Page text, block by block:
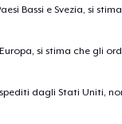
Bassi e Svezia, si
si stima che gli
dagli Stati Uniti,